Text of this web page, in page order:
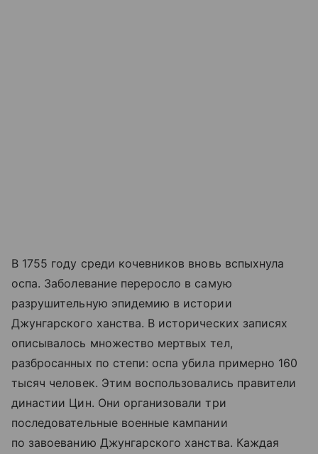
В 1755 году среди кочевников вновь вспыхнула
оспа. Заболевание переросло в самую
разрушительную эпидемию в истории
Джунгарского ханства. В исторических записях
описывалось множество мертвых тел,
разбросанных по степи: оспа убила примерно 160
тысяч человек. Этим воспользовались правители
династии Цин. Они организовали три
последовательные военные кампании
по завоеванию Джунгарского ханства. Каждая